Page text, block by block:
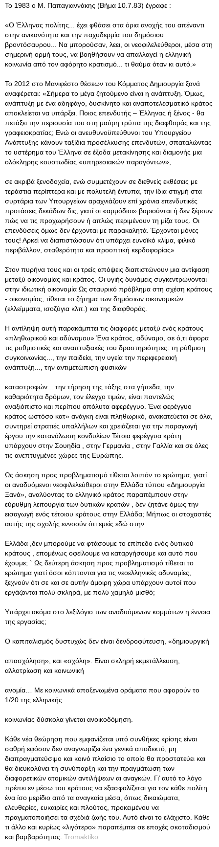
To 1983 o Μ. Παπαγιαννάκης (Βήμα 10.7.83) έγραφε :
«Ο Έλληνας πολίτης... έχει φθάσει στα όρια ανοχής του απέναντι
στην ανικανότητα και την παχυδερμία του δημόσιου
βροντόσαυρου... Να μπορούσαν, λεει, οι νεοφιλελεύθεροι, μέσα στη
σημερινή ορμή τους, να βοηθήσουν να απαλλαγεί η ελληνική
κοινωνία από τον αφόρητο κρατισμό... τι θαύμα όταν κι αυτό.»
To 2012 στο Μανιφέστο θέσεων του Κόμματος Δημιουργία ξανά
αναφέρεται: «Σήμερα το μέγα ζητούμενο είναι η ανάπτυξη. Όμως,
ανάπτυξη με ένα αδηφάγο, δυσκίνητο και αναποτελεσματικό κράτος
αποκλείεται να υπάρξει. Ποιος επενδυτής – Έλληνας ή ξένος - θα
πετάξει την περιουσία του στη μαύρη τρύπα της διαφθοράς και της
γραφειοκρατίας; Ενώ οι ανευθυνοϋπεύθυνοι του Υπουργείου
Ανάπτυξης κάνουν ταξίδια προσέλκυσης επενδυτών, σπαταλώντας
το υστέρημα του Έλληνα σε έξοδα μετακίνησης και διαμονής μια
ολόκληρης κουστωδίας «υπηρεσιακών παραγόντων»,
σε ακριβά ξενοδοχεία, ενώ συμμετέχουν σε διεθνείς εκθέσεις με
τεράστια περίπτερα και με πολυτελή έντυπα, την ίδια στιγμή στα
συρτάρια των Υπουργείων αραχνιάζουν επί χρόνια επενδυτικές
προτάσεις δεκάδων δις, γιατί οι «αρμόδιοι» βαριούνται ή δεν ξέρουν
πώς να τις προχωρήσουν ή απλώς περιμένουν τη μίζα τους. Οι
επενδύσεις όμως δεν έρχονται με παρακαλητά. Έρχονται μόνες
τους! Αρκεί να διαπιστώσουν ότι υπάρχει ευνοϊκό κλίμα, φιλικό
περιβάλλον, σταθερότητα και προοπτική κερδοφορίας»
Στον πυρήνα τους και οι τρείς απόψεις διαπιστώνουν μια αντίφαση
μεταξύ οικονομίας και κράτος. Οι υγιής δυνάμεις συγκεντρώνονται
στην ιδιωτική οικονομία Ως σταυρικό πρόβλημα στη σχέση κράτους
- οικονομίας, τίθεται το ζήτημα των δημόσιων οικονομικών
(ελλείμματα, ισοζύγια κλπ.) και της διαφθοράς.
Η αντίληψη αυτή παρακάμπτει τις διαφορές μεταξύ ενός κράτους
«πληθωρικού και αδύναμου» Ένα κράτος, αδύναμο, σε ό,τι άφορα
τις ρυθμιστικές και αναπτυξιακές του δραστηριότητες: τη ρύθμιση
συγκοινωνίας..., την παιδεία, την υγεία την περιφερειακή
ανάπτυξη..., την αντιμετώπιση φυσικών
καταστροφών... την τήρηση της τάξης στα γήπεδα, την
καθαριότητα δρόμων, τον έλεγχο τιμών, είναι παντελώς
αναξιόπιστο και περίπου απόλυτα αφερέγγυο. Ένα φερέγγυο
κράτος ωστόσο κατ» ανάγκη είναι πληθωρικό, ανακατεύεται σε όλα,
συντηρεί στρατιές υπαλλήλων και χρειάζεται για την παραγωγή
έργου την κατανάλωση κονδυλίων Τέτοια φερέγγυα κράτη
υπάρχουν στην Σουηδία , στην Γερμανία , στην Γαλλία και σε όλες
τις ανεπτυγμένες χώρες της Ευρώπης.
Ως άσκηση προς προβληματισμό τίθεται λοιπόν το ερώτημα, γιατί
οι αναδυόμενοι νεοφιλελεύθεροι στην Ελλάδα τύπου «Δημιουργία
Ξανά», αναλύοντας το ελληνικό κράτος παραπέμπουν στην
εύρυθμη λειτουργία των δυτικών κρατών , δεν ζητάνε όμως την
εισαγωγή ενός τέτοιου κράτους στην Ελλάδα; Μήπως οι στοχαστές
αυτής της σχολής εννοούν ότι εμείς εδώ στην
Ελλάδα ,δεν μπορούμε να φτάσουμε το επίπεδο ενός δυτικού
κράτους , επομένως οφείλουμε να καταργήσουμε και αυτό που
έχουμε; ` Ως δεύτερη άσκηση προς προβληματισμό τίθεται το
ερώτημα γιατί όσοι κόπτονται για τις νεοελληνικές αδυναμίες,
ξεχνούν ότι σε και σε αυτήν άμοιρη χώρα υπάρχουν αυτοί που
εργάζονται πολύ σκληρά, με πολύ χαμηλό μισθό;
Υπάρχει ακόμα στο λεξιλόγιο των αναδυόμενων κομμάτων η έννοια
της εργασίας;
Ο καπιταλισμός δυστυχώς δεν είναι δενδροφύτευση, «δημιουργική
απασχόληση», και «σχόλη». Είναι σκληρή εκμετάλλευση,
αλλοτρίωση και κοινωνική
ανομία… Με κοινωνικά αποξενωμένα οράματα που αφορούν το
1/20 της ελληνικής
κοινωνίας δύσκολα γίνεται ανοικοδόμηση.
Κάθε νέα θεώρηση που εμφανίζεται υπό συνθήκες κρίσης είναι
σαθρή εφόσον δεν αναγνωρίζει ένα γενικά αποδεκτό, μη
διαπραγματεύσιμο και κοινό πλαίσιο το οποίο θα προστατεύει και
θα διευκολύνει τη συνύπαρξη και την πραγμάτωση των
διαφορετικών ατομικών αντιλήψεων αι αναγκών. Γι’ αυτό το λόγο
πρέπει εν μέσω του κράτους να εξασφαλίζεται για τον κάθε πολίτη
ένα ίσο μερίδιο από τα αναγκαία μέσα, όπως δικαιώματα,
ελευθερίες, ευκαιρίες και πλούτος, προκειμένου να
πραγματοποιήσει τα σχέδιά ζωής του. Αυτό είναι το ελάχιστο. Κάθε
τι άλλο και κυρίως «λιγότερο» παραπέμπει σε εποχές σκοταδισμού
και βαρβαρότητας. Tromaktiko